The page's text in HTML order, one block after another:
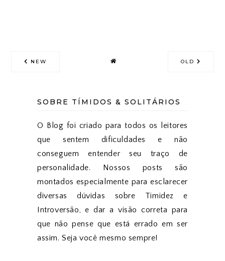
NEW OLD
SOBRE TÍMIDOS & SOLITÁRIOS
O Blog foi criado para todos os leitores
que sentem dificuldades e não
conseguem entender seu traço de
personalidade. Nossos posts são
montados especialmente para esclarecer
diversas dúvidas sobre Timidez e
Introversão, e dar a visão correta para
que não pense que está errado em ser
assim. Seja você mesmo sempre!